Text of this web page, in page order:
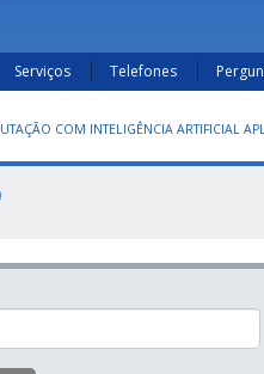
Serviços Telefones
COM INTELIGÊNCIA ARTIFICIAL